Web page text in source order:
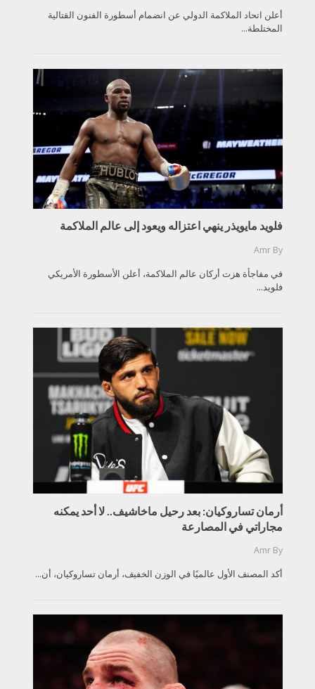
أعلن اتحاد الملاكمة الدولي عن انضمام أسطورة الفنون القتالية
المختلطة...
فلويد مايويذر ينهي اعتزاله ويعود إلى عالم الملاكمة
By
Amr
في مفاجأة هزت أركان عالم الملاكمة، أعلن الأسطورة الأمريكي
فلويد...
أرمان تساروكيان: بعد رحيل ماخاشيف.. لا أحد يمكنه
مجاراتي في المصارعة
By
Amr
أكد المصنف الأول عالميًا في الوزن الخفيف، أرمان تساروكيان، أن...